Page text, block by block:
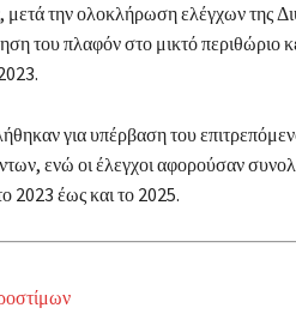
μετά την ολοκλήρωση ελέγχων της
του πλαφόν στο μικτό περιθώριο
για υπέρβαση του
ενώ οι έλεγχοι αφορούσαν
2023 έως και το 2025.